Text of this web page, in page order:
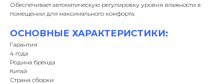
Обеспечивает автоматическую регулировку уровня влажности в
помещении для максимального комфорта.
ОСНОВНЫЕ ХАРАКТЕРИСТИКИ:
Гарантия
4 года
Родина бренда
Китай
Страна сборки